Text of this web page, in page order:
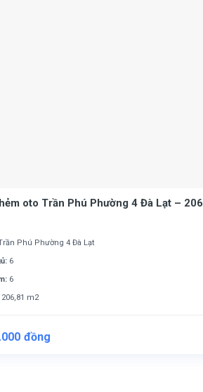
oto Trần Phú Phường 4 Đà Lạt –
Phú Phường 4 Đà Lạt
6
6
206,81 m2
đồngGiá
hiện